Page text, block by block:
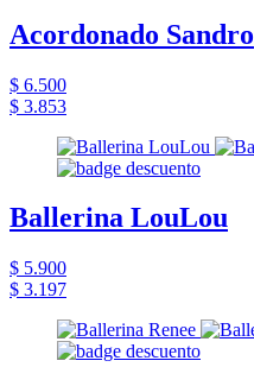
Acordonado Sandro
$ 6.500
$ 3.853
Ballerina LouLou
$ 5.900
$ 3.197